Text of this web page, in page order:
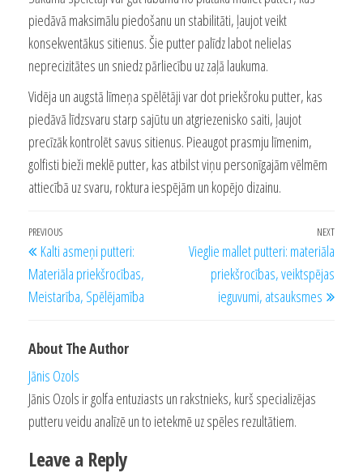
piedāvā maksimālu piedošanu un stabilitāti, ļaujot veikt
konsekventākus sitienus. Šie putter palīdz labot nelielas
neprecizitātes un sniedz pārliecību uz zaļā laukuma.
Vidēja un augstā līmeņa spēlētāji var dot priekšroku putter, kas
piedāvā līdzsvaru starp sajūtu un atgriezenisko saiti, ļaujot
precīzāk kontrolēt savus sitienus. Pieaugot prasmju līmenim,
golfisti bieži meklē putter, kas atbilst viņu personīgajām vēlmēm
attiecībā uz svaru, roktura iespējām un kopējo dizainu.
Post
navigation
Previous
Post
PREVIOUS
Kalti asmeņi putteri:
Materiāla priekšrocības,
Meistarība, Spēlējamība
Next
NEXT
Vieglie mallet putteri: materiāla
priekšrocības, veiktspējas
ieguvumi, atsauksmes
About The Author
Jānis Ozols
Jānis Ozols ir golfa entuziasts un rakstnieks, kurš specializējas
putteru veidu analīzē un to ietekmē uz spēles rezultātiem.
Leave a Reply